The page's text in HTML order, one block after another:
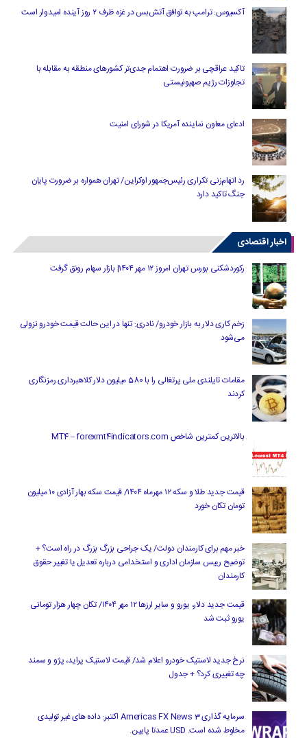
آکسیوس: ترامپ به توافق آتش‌بس در غزه ظرف ۲ روز آینده امیدوار است
تاکید عراقچی بر ضرورت اهتمام جدی‌تر کشورهای منطقه به مقابله با
تجاوزات رژیم صهیونیستی
ادعای معاون نماینده آمریکا در شورای امنیت
رد اتهام‌زنی تکراری رئیس‌جمهور اوکراین/ تهران همواره بر ضرورت پایان
جنگ تاکید دارد
اخبار اقتصادی
رکوردشکنی بورس تهران امروز ۱۲ مهر ۱۴۰۴| بازار سهام رونق گرفت
زخم کاری دلار به بازار خودرو/ نادری: تنها در این حالت قیمت خودرو نزولی
می‌شود
مقامات تایلندی ملی پرتغالی را با 580 میلیون دلار کلاهبرداری رمزنگاری
کردند
بالاترین کمترین شاخص MT4 – forexmt4indicators.com
قیمت جدید طلا و سکه ۱۲ مهرماه ۱۴۰۴/ قیمت سکه بهار آزادی ۱۰ میلیون
تومان تکان خورد
خبر مهم برای کارمندان دولت/ یک جراحی بزرگ بزرگ در راه است؟ +
توضیح رییس سازمان اداری و استخدامی درباره تعدیل یا تغییر حقوق
کارمندان
قیمت جدید دلار، یورو و سایر ارزها ۱۲ مهر ۱۴۰۴/ تکان چهار هزار تومانی
یورو ثبت شد
نرخ جدید لاستیک خودرو اعلام شد/ قیمت لاستیک پراید، پژو و سمند
چه تغییری کرد؟ + جدول
سرمایه گذاری Americas FX News 3 اکتبر: داده های غیر تولیدی
مخلوط شده است. USD عمدتا پایین.